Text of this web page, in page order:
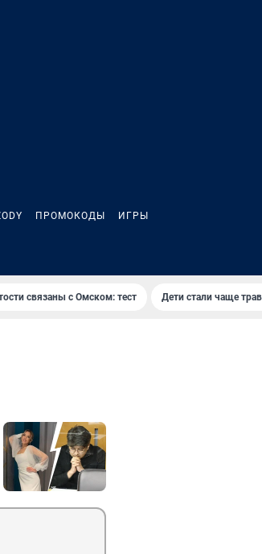
ПРОМОКОДЫ ИГРЫ
связаны с Омском: тест Дети стали чаще